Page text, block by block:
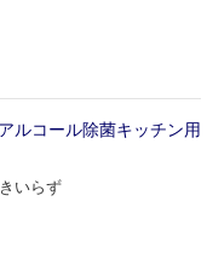
ルコール除菌キッチン用
いらず